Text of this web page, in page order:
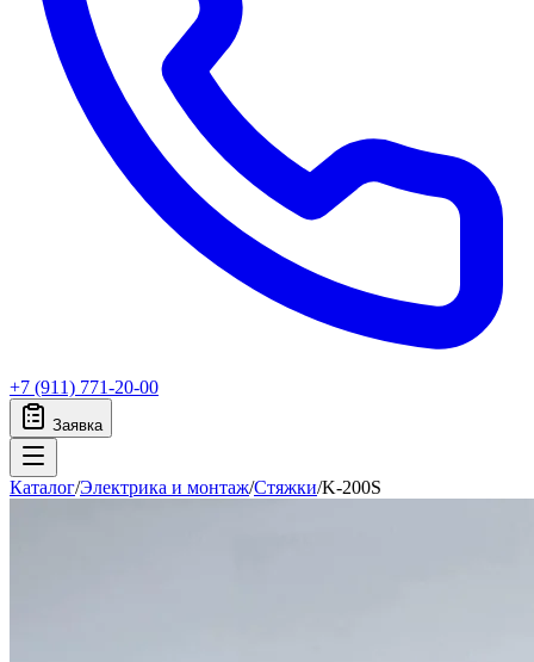
+7 (911) 771-20-00
Заявка
Каталог/Электрика и монтаж/Стяжки/K-200S